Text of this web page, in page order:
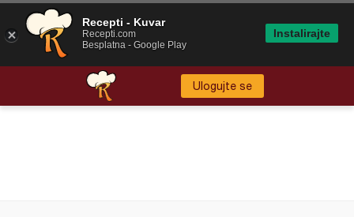
Ulogujte se
Recepti - Kuvar
Recepti.com
Besplatna - Google Play
Instalirajte